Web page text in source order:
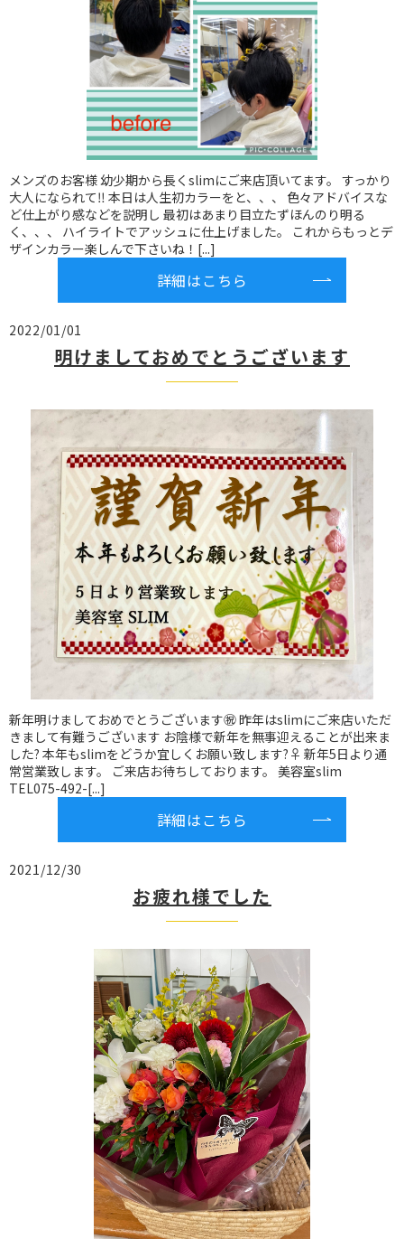
メンズのお客様 幼少期から長くslimにご来店頂いてます。 すっかり
大人になられて‼️ 本日は人生初カラーをと、、、 色々アドバイスな
ど仕上がり感などを説明し 最初はあまり目立たずほんのり明る
く、、、 ハイライトでアッシュに仕上げました。 これからもっとデ
ザインカラー楽しんで下さいね！[...]
詳細はこちら
2022/01/01
明けましておめでとうございます
新年明けましておめでとうございます㊗️ 昨年はslimにご来店いただ
きまして有難うございます お陰様で新年を無事迎えることが出来ま
した? 本年もslimをどうか宜しくお願い致します?‍♀️ 新年5日より通
常営業致します。 ご来店お待ちしております。 美容室slim
TEL075-492-[...]
詳細はこちら
2021/12/30
お疲れ様でした